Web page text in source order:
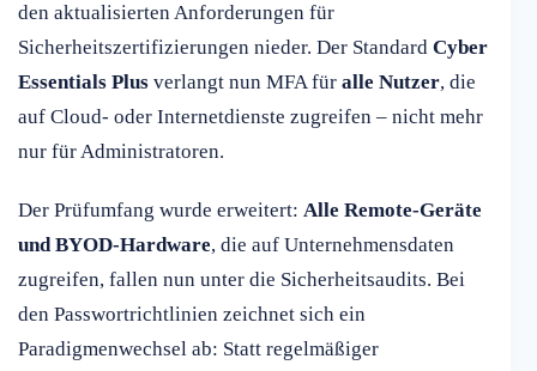
den aktualisierten Anforderungen für
Sicherheitszertifizierungen nieder. Der Standard Cyber
Essentials Plus verlangt nun MFA für alle Nutzer, die
auf Cloud- oder Internetdienste zugreifen – nicht mehr
nur für Administratoren.
Der Prüfumfang wurde erweitert: Alle Remote-Geräte
und BYOD-Hardware, die auf Unternehmensdaten
zugreifen, fallen nun unter die Sicherheitsaudits. Bei
den Passwortrichtlinien zeichnet sich ein
Paradigmenwechsel ab: Statt regelmäßiger